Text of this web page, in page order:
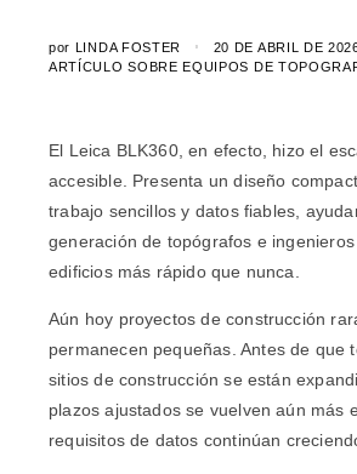
por LINDA FOSTER
20 DE ABRIL DE
ARTÍCULO SOBRE EQUIPOS DE
El Leica BLK360, en efecto, hizo el
accesible. Presenta un diseño
trabajo sencillos y datos fiables,
generación de topógrafos e
edificios más rápido que nunca.
Aún hoy proyectos de construcción
permanecen pequeñas. Antes de que
sitios de construcción se están
plazos ajustados se vuelven aún más
requisitos de datos continúan